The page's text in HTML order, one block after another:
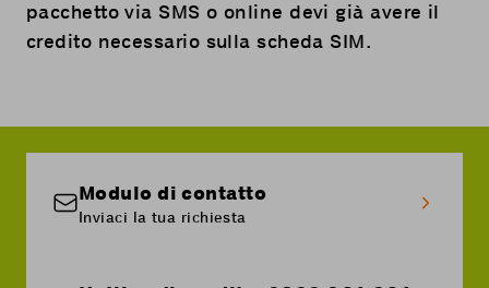
pacchetto via SMS o online devi già avere il
credito necessario sulla scheda SIM.
Modulo di contatto
Inviaci la tua richiesta